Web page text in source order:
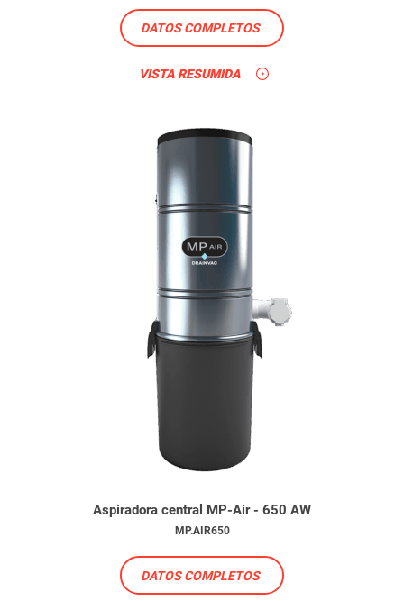
DATOS COMPLETOS
VISTA RESUMIDA
Aspiradora central MP-Air - 650 AW
MP.AIR650
DATOS COMPLETOS